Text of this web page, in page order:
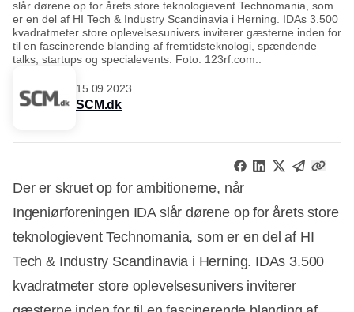
slår dørene op for årets store teknologievent Technomania, som
er en del af HI Tech & Industry Scandinavia i Herning. IDAs 3.500
kvadratmeter store oplevelsesunivers inviterer gæsterne inden for
til en fascinerende blanding af fremtidsteknologi, spændende
talks, startups og specialevents. Foto: 123rf.com..
15.09.2023
SCM.dk
Der er skruet op for ambitionerne, når
Ingeniørforeningen IDA slår dørene op for årets store
teknologievent Technomania, som er en del af HI
Tech & Industry Scandinavia i Herning. IDAs 3.500
kvadratmeter store oplevelsesunivers inviterer